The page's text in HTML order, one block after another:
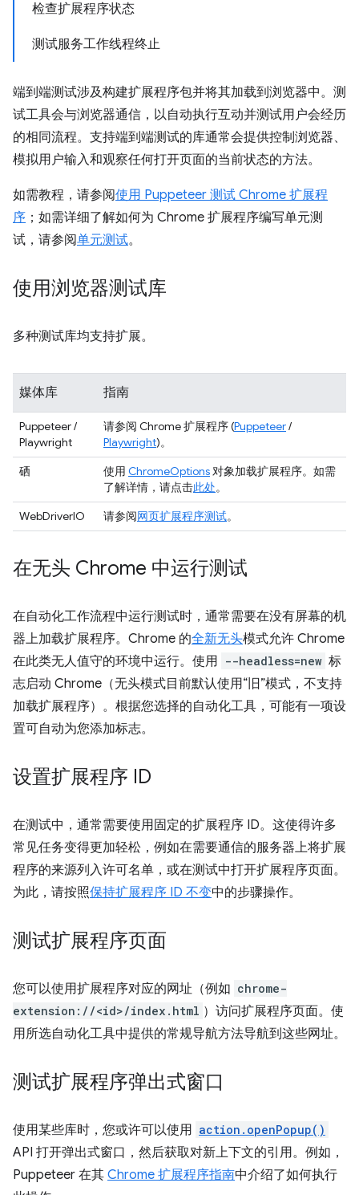
检查扩展程序状态
测试服务工作线程终止
端到端测试涉及构建扩展程序包并将其加载到浏览器中。测
试工具会与浏览器通信，以自动执行互动并测试用户会经历
的相同流程。支持端到端测试的库通常会提供控制浏览器、
模拟用户输入和观察任何打开页面的当前状态的方法。
如需教程，请参阅使用 Puppeteer 测试 Chrome 扩展程
序 ；如需详细了解如何为 Chrome 扩展程序编写单元测
试，请参阅单元测试。
使用浏览器测试库
多种测试库均支持扩展。
媒体库 指南
Puppeteer /
Playwright
请参阅 Chrome 扩展程序 (Puppeteer/
Playwright)。
硒
使用 ChromeOptions对象加载扩展程序。如需
了解详情，请点击此处。
WebDriverIO
请参阅网页扩展程序测试。
在无头 Chrome 中运行测试
在自动化工作流程中运行测试时，通常需要在没有屏幕的机
器上加载扩展程序。Chrome 的全新无头模式允许 Chrome
在此类无人值守的环境中运行。使用 --headless=new 标
志启动 Chrome（无头模式目前默认使用“旧”模式，不支持
加载扩展程序）。根据您选择的自动化工具，可能有一项设
置可自动为您添加标志。
设置扩展程序 ID
在测试中，通常需要使用固定的扩展程序 ID。这使得许多
常见任务变得更加轻松，例如在需要通信的服务器上将扩展
程序的来源列入许可名单，或在测试中打开扩展程序页面。
为此，请按照保持扩展程序 ID 不变中的步骤操作。
测试扩展程序页面
您可以使用扩展程序对应的网址（例如 chrome-
extension://<id>/index.html ）访问扩展程序页面。使
用所选自动化工具中提供的常规导航方法导航到这些网址。
测试扩展程序弹出式窗口
使用某些库时，您或许可以使用 action.openPopup()
API 打开弹出式窗口，然后获取对新上下文的引用。例如，
Puppeteer 在其 Chrome 扩展程序指南中介绍了如何执行